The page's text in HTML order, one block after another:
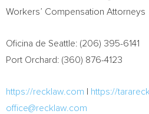
Workers’ Compensation Attorneys
Oficina de Seattle: (206) 395-
Port Orchard: (360) 876-4123
https://recklaw.com https://
office@recklaw.com